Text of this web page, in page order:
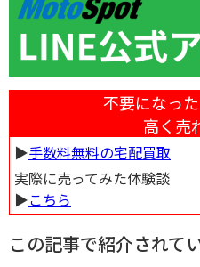
不要になっ
高く売
▶︎手数料無料の宅配買取
実際に売ってみた体験談
▶︎こちら
この記事で紹介されて